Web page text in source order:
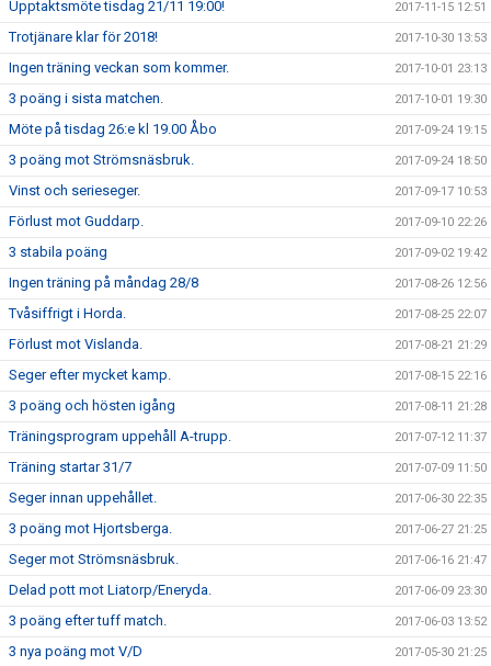
Upptaktsmöte tisdag 21/11 19:00! 2017-11-15 12:51
Trotjänare klar för 2018! 2017-10-30 13:53
Ingen träning veckan som kommer. 2017-10-01 23:13
3 poäng i sista matchen. 2017-10-01 19:30
Möte på tisdag 26:e kl 19.00 Åbo 2017-09-24 19:15
3 poäng mot Strömsnäsbruk. 2017-09-24 18:50
Vinst och serieseger. 2017-09-17 10:53
Förlust mot Guddarp. 2017-09-10 22:26
3 stabila poäng 2017-09-02 19:42
Ingen träning på måndag 28/8 2017-08-26 12:56
Tvåsiffrigt i Horda. 2017-08-25 22:07
Förlust mot Vislanda. 2017-08-21 21:29
Seger efter mycket kamp. 2017-08-15 22:16
3 poäng och hösten igång 2017-08-11 21:28
Träningsprogram uppehåll A-trupp. 2017-07-12 11:37
Träning startar 31/7 2017-07-09 11:50
Seger innan uppehållet. 2017-06-30 22:35
3 poäng mot Hjortsberga. 2017-06-27 21:25
Seger mot Strömsnäsbruk. 2017-06-16 21:47
Delad pott mot Liatorp/Eneryda. 2017-06-09 23:30
3 poäng efter tuff match. 2017-06-03 13:52
3 nya poäng mot V/D 2017-05-30 21:25